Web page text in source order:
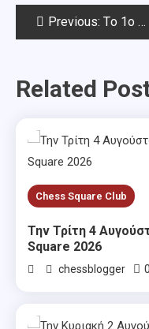
PostPrevious: Tο 1ο Rapid Μαρτίου Chess Square 2026-Αποτελέσματα
Related
Chess Square Club
Την Τρίτη 4
Square 2026
chessblogger 0